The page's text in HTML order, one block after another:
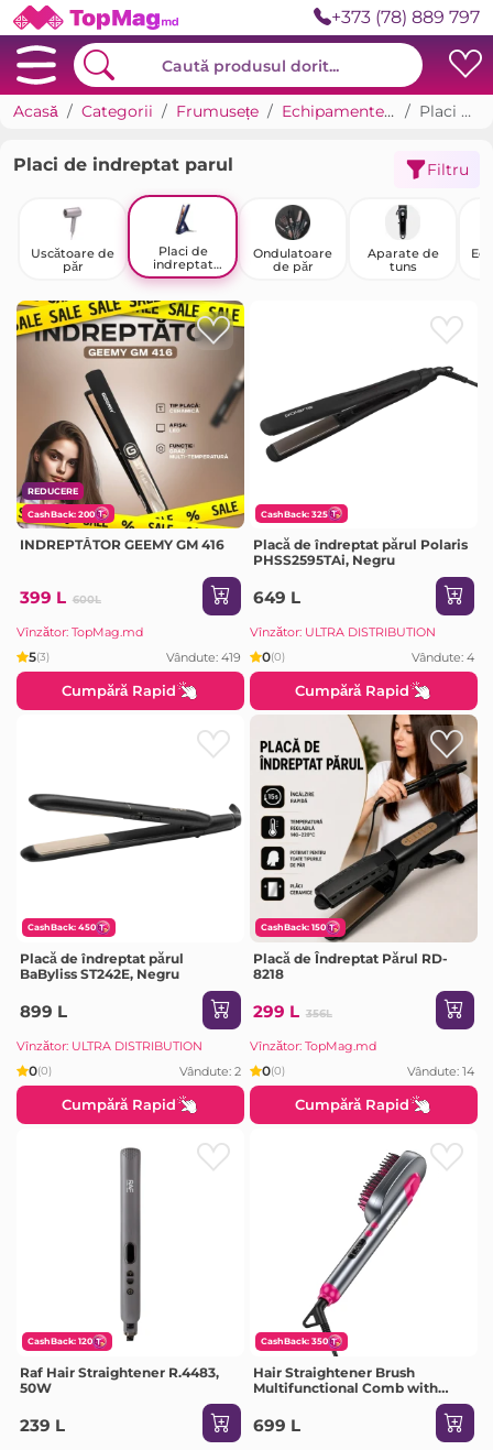
+373 (78) 889 797
Acasă Categorii Frumusețe Echipamente și tehnică pentru frumusețe Placi de indreptat parul
Placi de indreptat parul Filtru
Uscătoare de
păr
Placi de
indreptat
parul
Ondulatoare
de păr
Aparate de
tuns
REDUCERE
CashBack: 200
INDREPTĂTOR GEEMY GM 416
399 L 600L
Vînzător: TopMag.md
5(3) Vândute: 419
Cumpără Rapid
CashBack: 325
Placă de îndreptat părul Polaris
PHSS2595TAi, Negru
649 L
Vînzător: ULTRA DISTRIBUTION
0(0) Vândute: 4
Cumpără Rapid
CashBack: 450
Placă de îndreptat părul
BaByliss ST242E, Negru
899 L
Vînzător: ULTRA DISTRIBUTION
0(0) Vândute: 2
Cumpără Rapid
CashBack: 150
Placă de Îndreptat Părul RD-
8218
299 L 356L
Vînzător: TopMag.md
0(0) Vândute: 14
Cumpără Rapid
CashBack: 120
Raf Hair Straightener R.4483,
50W
239 L
CashBack: 350
Hair Straightener Brush
Multifunctional Comb with
Digital LED Display KSC-1555,
Grey
699 L